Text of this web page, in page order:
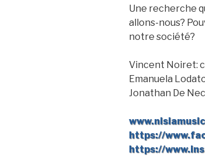
Une recherche
allons-nous?
notre société?
Vincent Noiret:
Emanuela
Jonathan De
https://
https://